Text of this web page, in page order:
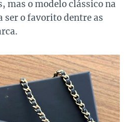
mas o modelo clássico na
ser o favorito dentre as